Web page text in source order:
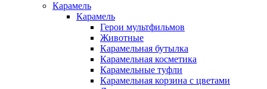
Карамель
Карамель
Герои мультфильмов
Животные
Карамельная бутылка
Карамельная косметика
Карамельные туфли
Карамельная корзина с цветами